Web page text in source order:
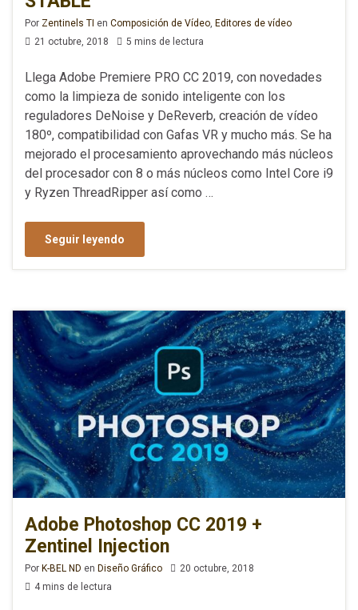
Por Zentinels TI en Composición de Vídeo Editores de vídeo
21 octubre, 2018
5 mins de lectura
Llega Adobe Premiere PRO CC 2019, con novedades
como la limpieza de sonido inteligente con los
reguladores DeNoise y DeReverb, creación de vídeo
180º, compatibilidad con Gafas VR y mucho más. Se ha
mejorado el procesamiento aprovechando más núcleos
del procesador con 8 o más núcleos como Intel Core i9
y Ryzen ThreadRipper así como …
Seguir leyendo
Adobe Photoshop CC 2019 +
Zentinel Injection
Por K-BEL ND en Diseño Gráfico
20 octubre, 2018
4 mins de lectura